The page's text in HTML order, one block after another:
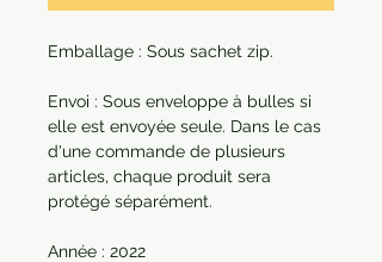
Emballage : Sous sachet zip.
Envoi : Sous enveloppe à bulles si
elle est envoyée seule. Dans le cas
d'une commande de plusieurs
articles, chaque produit sera
protégé séparément.
Année : 2022